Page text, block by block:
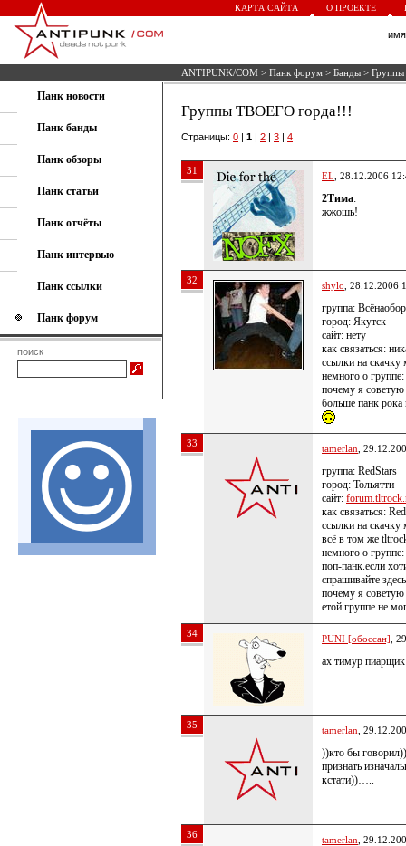
КАРТА САЙТА О ПРОЕКТЕ
ANTIPUNK/COM > Панк форум > Банды >
Панк новости
Панк банды
Панк обзоры
Панк статьи
Панк отчёты
Панк интервью
Панк ссылки
Панк форум
поиск
Группы ТВОЕГО горда!!!
Страницы: 0 | 1 | 2 | 3 | 4
31 EL , 28.12.2006
2Тима:
жжошь!
32 shylo , 28.12.2006
группа:
город: Якутск
сайт: нету
как связаться:
ссылки на
немного о
почему я
больше панк рока
33 tamerlan ,
группа: RedStars
город: Тольятти
сайт:
как связаться:
ссылки на скачку
всё в том же
немного о
поп-панк.если
спрашивайте
почему я советую
етой группе не
34 PUNI [обоссан] ,
ах тимур пиарщик
35 tamerlan ,
))кто бы
признать
кстати))…..
36 tamerlan ,